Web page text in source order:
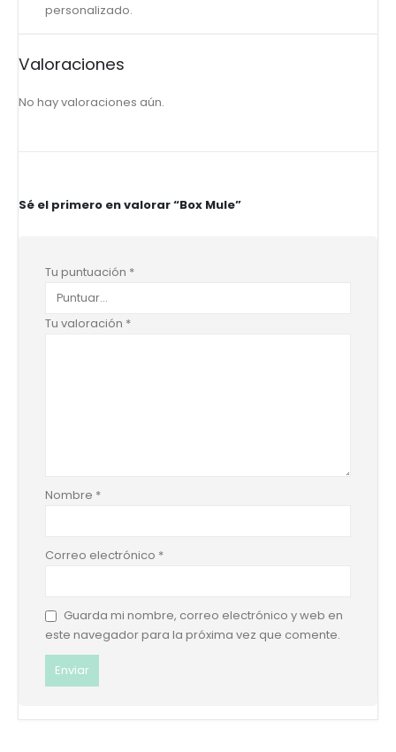
personalizado.
Valoraciones
No hay valoraciones aún.
Sé el primero en valorar “Box Mule”
Tu puntuación *
Tu valoración *
Nombre *
Correo electrónico *
Guarda mi nombre, correo electrónico y web en
este navegador para la próxima vez que comente.